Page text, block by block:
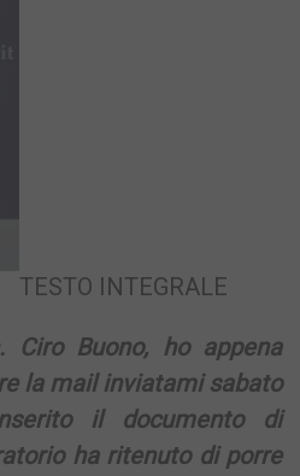
TESTO INTEGRALE
Ciro Buono, ho appena
la mail inviatami sabato
il documento di
ha ritenuto di porre